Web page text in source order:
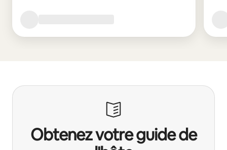
Obtenez votre guide de